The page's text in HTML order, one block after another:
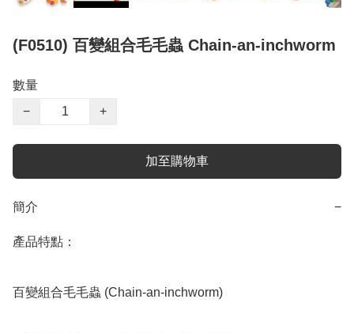
(F0510) 百變組合毛毛蟲 Chain-an-inchworm
數量
−
+
加至購物車
簡介 −
產品特點：
百變組合毛毛蟲 (Chain-an-inchworm)